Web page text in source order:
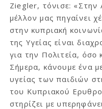
Ziegler, τόνισε: «Στην
μέλλον μας πηγαίνει
στην κυπριακή
της Υγείας είναι
για την Πολιτεία, όσο
Σήμερα, κάνουμε ένα
υγείας των παιδιών
του Κυπριακού
στηρίζει με